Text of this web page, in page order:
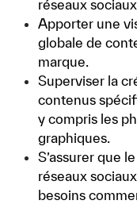
réseaux
Apporter une
globale de
marque.
Superviser la
contenus
y compris les
graphiques.
S’assurer que
réseaux
besoins